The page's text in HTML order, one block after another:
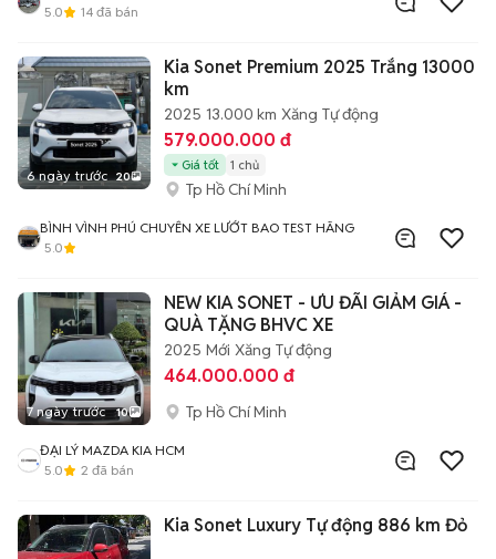
5.0
14 đã bán
6 ngày trước 20
Kia Sonet Premium 2025 Trắng 13000
km
2025 13.000 km Xăng Tự động
579.000.000 đ
Giá tốt 1 chủ
Tp Hồ Chí Minh
BÌNH VÌNH PHÚ CHUYÊN XE LƯỚT BAO TEST HÃNG
5.0
7 ngày trước 10
NEW KIA SONET - ƯU ĐÃI GIẢM GIÁ -
QUÀ TẶNG BHVC XE
2025 Mới Xăng Tự động
464.000.000 đ
Tp Hồ Chí Minh
ĐẠI LÝ MAZDA KIA HCM
5.0
2 đã bán
Kia Sonet Luxury Tự động 886 km Đỏ